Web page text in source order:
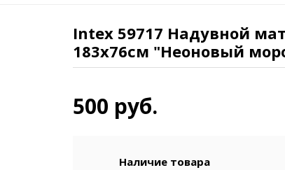
игрушки
Запчасти для бассейнов
Уцененный Товар
Intex 59717 Надувной
183х76см "Неоновый
500 руб.
Наличие товара